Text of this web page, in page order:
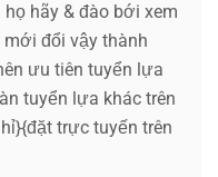
hãy & đào bới xem
đổi vậy thành
ưu tiên tuyển lựa
tuyển lựa khác trên
trực tuyến trên